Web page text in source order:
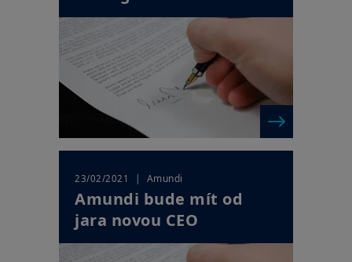
23/02/2021 | Amundi
Amundi bude mít od
jara novou CEO